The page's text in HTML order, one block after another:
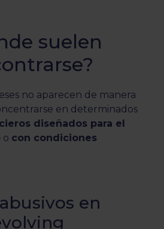
suelen
no aparecen de manera
en determinados
diseñados para el
o con condiciones
en